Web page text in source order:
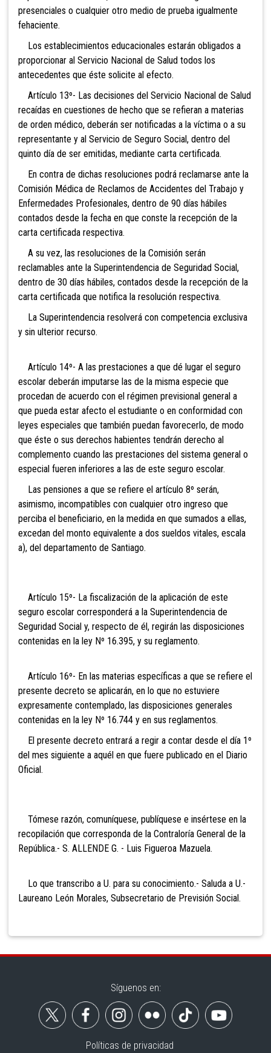
presenciales o cualquier otro medio de prueba igualmente
fehaciente.
Los establecimientos educacionales estarán obligados a
proporcionar al Servicio Nacional de Salud todos los
antecedentes que éste solicite al efecto.
Artículo 13º- Las decisiones del Servicio Nacional de Salud
recaídas en cuestiones de hecho que se refieran a materias
de orden médico, deberán ser notificadas a la víctima o a su
representante y al Servicio de Seguro Social, dentro del
quinto día de ser emitidas, mediante carta certificada.
En contra de dichas resoluciones podrá reclamarse ante la
Comisión Médica de Reclamos de Accidentes del Trabajo y
Enfermedades Profesionales, dentro de 90 días hábiles
contados desde la fecha en que conste la recepción de la
carta certificada respectiva.
A su vez, las resoluciones de la Comisión serán
reclamables ante la Superintendencia de Seguridad Social,
dentro de 30 días hábiles, contados desde la recepción de la
carta certificada que notifica la resolución respectiva.
La Superintendencia resolverá con competencia exclusiva
y sin ulterior recurso.
Artículo 14º- A las prestaciones a que dé lugar el seguro
escolar deberán imputarse las de la misma especie que
procedan de acuerdo con el régimen previsional general a
que pueda estar afecto el estudiante o en conformidad con
leyes especiales que también puedan favorecerlo, de modo
que éste o sus derechos habientes tendrán derecho al
complemento cuando las prestaciones del sistema general o
especial fueren inferiores a las de este seguro escolar.
Las pensiones a que se refiere el artículo 8º serán,
asimismo, incompatibles con cualquier otro ingreso que
perciba el beneficiario, en la medida en que sumados a ellas,
excedan del monto equivalente a dos sueldos vitales, escala
a), del departamento de Santiago.
Artículo 15º- La fiscalización de la aplicación de este
seguro escolar corresponderá a la Superintendencia de
Seguridad Social y, respecto de él, regirán las disposiciones
contenidas en la ley Nº 16.395, y su reglamento.
Artículo 16º- En las materias específicas a que se refiere el
presente decreto se aplicarán, en lo que no estuviere
expresamente contemplado, las disposiciones generales
contenidas en la ley Nº 16.744 y en sus reglamentos.
El presente decreto entrará a regir a contar desde el día 1º
del mes siguiente a aquél en que fuere publicado en el Diario
Oficial.
Tómese razón, comuníquese, publíquese e insértese en la
recopilación que corresponda de la Contraloría General de la
República.- S. ALLENDE G. - Luis Figueroa Mazuela.
Lo que transcribo a U. para su conocimiento.- Saluda a U.-
Laureano León Morales, Subsecretario de Previsión Social.
Síguenos en:
Políticas de privacidad